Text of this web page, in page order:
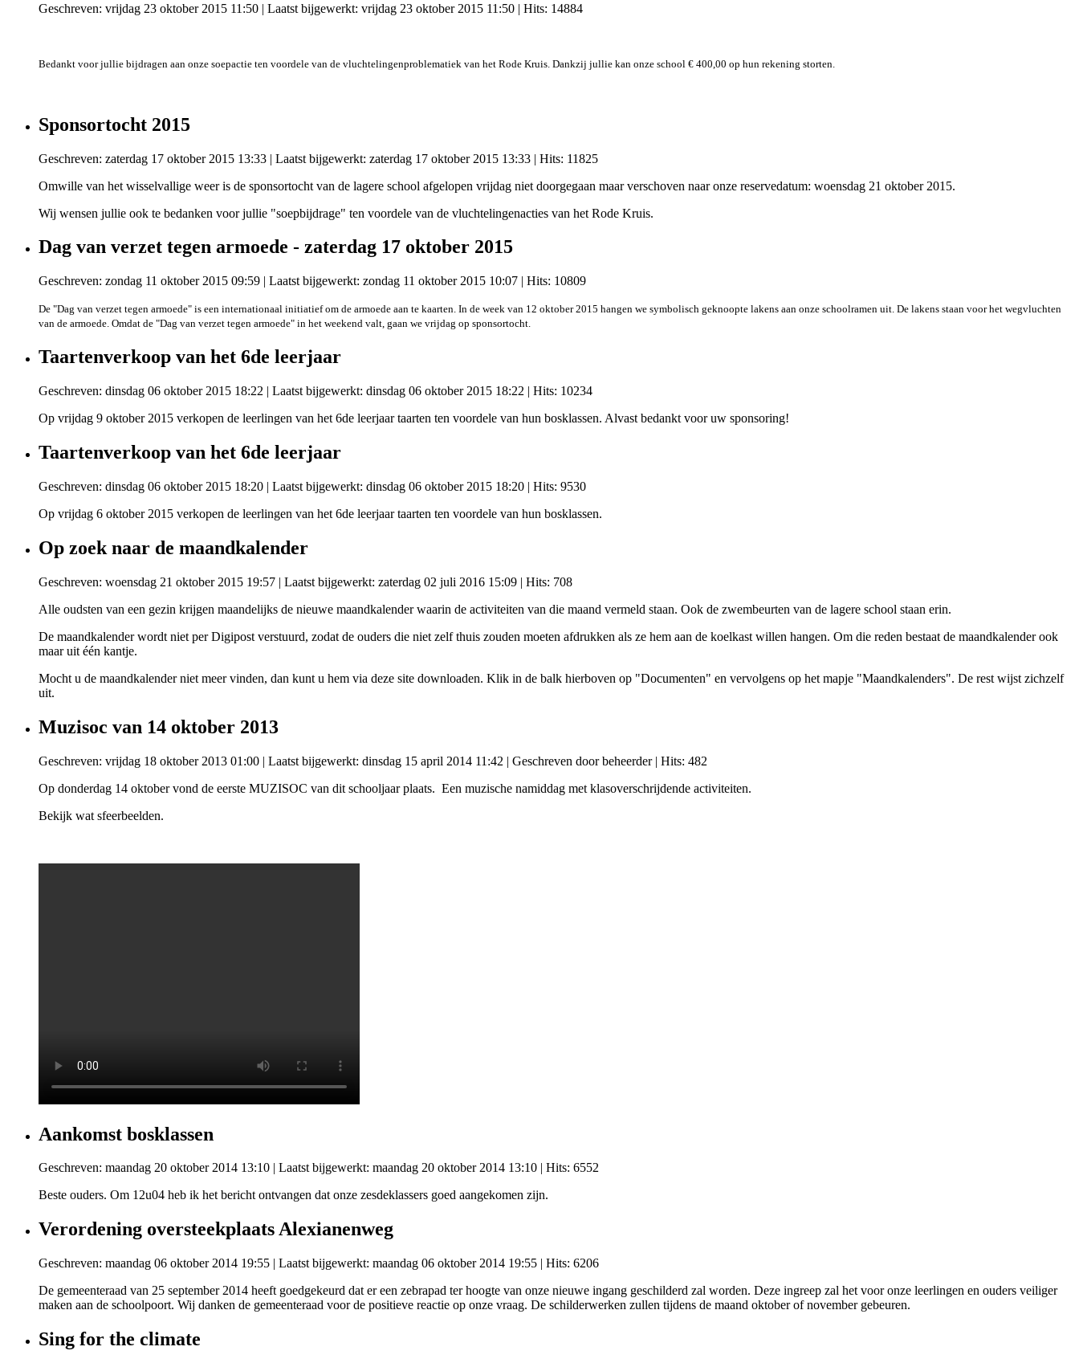
Geschreven: vrijdag 23 oktober 2015 11:50 | Laatst bijgewerkt: vrijdag 23 oktober 2015 11:50 | Hits: 14884
Bedankt voor jullie bijdragen aan onze soepactie ten voordele van de vluchtelingenproblematiek van het Rode Kruis. Dankzij jullie kan onze school € 400,00 op hun rekening storten.
Sponsortocht 2015
Geschreven: zaterdag 17 oktober 2015 13:33 | Laatst bijgewerkt: zaterdag 17 oktober 2015 13:33 | Hits: 11825
Omwille van het wisselvallige weer is de sponsortocht van de lagere school afgelopen vrijdag niet doorgegaan maar verschoven naar onze reservedatum: woensdag 21 oktober 2015.
Wij wensen jullie ook te bedanken voor jullie "soepbijdrage" ten voordele van de vluchtelingenacties van het Rode Kruis.
Dag van verzet tegen armoede - zaterdag 17 oktober 2015
Geschreven: zondag 11 oktober 2015 09:59 | Laatst bijgewerkt: zondag 11 oktober 2015 10:07 | Hits: 10809
De "Dag van verzet tegen armoede" is een internationaal initiatief om de armoede aan te kaarten. In de week van 12 oktober 2015 hangen we symbolisch geknoopte lakens aan onze schoolramen uit. De lakens staan voor het wegvluchten
van de armoede. Omdat de "Dag van verzet tegen armoede" in het weekend valt, gaan we vrijdag op sponsortocht.
Taartenverkoop van het 6de leerjaar
Geschreven: dinsdag 06 oktober 2015 18:22 | Laatst bijgewerkt: dinsdag 06 oktober 2015 18:22 | Hits: 10234
Op vrijdag 9 oktober 2015 verkopen de leerlingen van het 6de leerjaar taarten ten voordele van hun bosklassen. Alvast bedankt voor uw sponsoring!
Taartenverkoop van het 6de leerjaar
Geschreven: dinsdag 06 oktober 2015 18:20 | Laatst bijgewerkt: dinsdag 06 oktober 2015 18:20 | Hits: 9530
Op vrijdag 6 oktober 2015 verkopen de leerlingen van het 6de leerjaar taarten ten voordele van hun bosklassen.
Op zoek naar de maandkalender
Geschreven: woensdag 21 oktober 2015 19:57 | Laatst bijgewerkt: zaterdag 02 juli 2016 15:09 | Hits: 708
Alle oudsten van een gezin krijgen maandelijks de nieuwe maandkalender waarin de activiteiten van die maand vermeld staan. Ook de zwembeurten van de lagere school staan erin.
De maandkalender wordt niet per Digipost verstuurd, zodat de ouders die niet zelf thuis zouden moeten afdrukken als ze hem aan de koelkast willen hangen. Om die reden bestaat de maandkalender ook
maar uit één kantje.
Mocht u de maandkalender niet meer vinden, dan kunt u hem via deze site downloaden. Klik in de balk hierboven op "Documenten" en vervolgens op het mapje "Maandkalenders". De rest wijst zichzelf
uit.
Muzisoc van 14 oktober 2013
Geschreven: vrijdag 18 oktober 2013 01:00 | Laatst bijgewerkt: dinsdag 15 april 2014 11:42 | Geschreven door beheerder| Hits: 482
Op donderdag 14 oktober vond de eerste MUZISOC van dit schooljaar plaats. Een muzische namiddag met klasoverschrijdende activiteiten.
Bekijk wat sfeerbeelden.
Aankomst bosklassen
Geschreven: maandag 20 oktober 2014 13:10 | Laatst bijgewerkt: maandag 20 oktober 2014 13:10 | Hits: 6552
Beste ouders. Om 12u04 heb ik het bericht ontvangen dat onze zesdeklassers goed aangekomen zijn.
Verordening oversteekplaats Alexianenweg
Geschreven: maandag 06 oktober 2014 19:55 | Laatst bijgewerkt: maandag 06 oktober 2014 19:55 | Hits: 6206
De gemeenteraad van 25 september 2014 heeft goedgekeurd dat er een zebrapad ter hoogte van onze nieuwe ingang geschilderd zal worden. Deze ingreep zal het voor onze leerlingen en ouders veiliger
maken aan de schoolpoort. Wij danken de gemeenteraad voor de positieve reactie op onze vraag. De schilderwerken zullen tijdens de maand oktober of november gebeuren.
Sing for the climate